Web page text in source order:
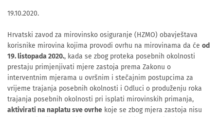
19.10.2020.
Hrvatski zavod za mirovinsko osiguranje (HZMO) obavještava
korisnike mirovina kojima provodi ovrhu na mirovinama da će od
19. listopada 2020., kada se zbog proteka posebnih okolnosti
prestaju primjenjivati mjere zastoja prema Zakonu o
interventnim mjerama u ovršnim i stečajnim postupcima za
vrijeme trajanja posebnih okolnosti i Odluci o produženju roka
trajanja posebnih okolnosti pri isplati mirovinskih primanja,
aktivirati na naplatu sve ovrhe koje se zbog mjera zastoja nisu